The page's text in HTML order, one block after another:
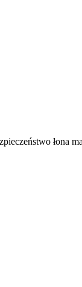
łona